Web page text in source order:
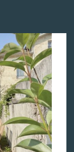
propose
[...]
143 m2